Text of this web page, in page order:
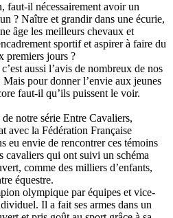
faut-il nécessairement avoir un
? Naître et grandir dans une écurie,
âge les meilleurs chevaux et
sportif et aspirer à faire du
premiers jours ?
aussi l’avis de nombreux de nos
pour donner l’envie aux jeunes
faut-il qu’ils puissent le voir.
notre série Entre Cavaliers,
avec la Fédération Française
eu envie de rencontrer ces témoins
cavaliers qui ont suivi un schéma
comme des milliers d’enfants,
équestre.
olympique par équipes et vice-
Il a fait ses armes dans un